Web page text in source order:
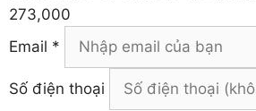
273,000
Email *
Số điện thoại